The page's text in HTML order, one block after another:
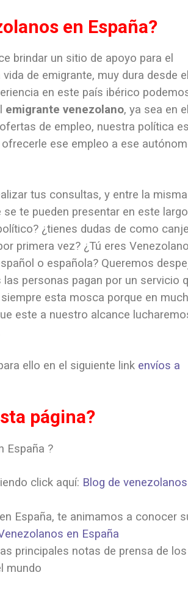
en España?
brindar un sitio de apoyo para el
de emigrante, muy dura desde el
en este país ibérico
emigrante venezolano, ya sea en el
de empleo, nuestra política
ese empleo a ese
tus consultas, y entre la misma
te pueden presentar en este largo
¿tienes dudas de como
primera vez? ¿Tú eres
o española? Queremos
personas pagan por un servicio
esta mosca porque en
este a nuestro alcance
ello en el siguiente link envíos a
página?
España ?
click aquí: Blog de
España, te animamos a conocer
en España
principales notas de prensa de los
mundo